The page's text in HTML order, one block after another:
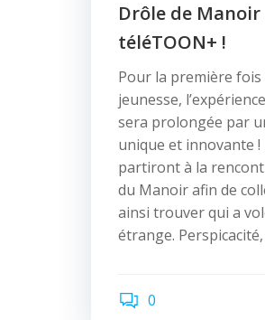
Drôle de
téléTOON+ !
Pour la première
jeunesse,
sera prolongée par
unique et innovante
partiront à la
du Manoir afin de
ainsi trouver qui a
étrange.
0